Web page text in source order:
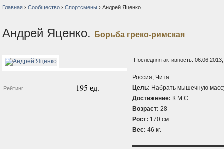
Главная › Сообщество › Спортсмены › Андрей Яценко
Андрей Яценко. Борьба греко-римская
Рейтинг 195 ед.
Последняя активность:
Россия, Чита
Цель: Набрать мышечную
Достижение: К.М.С
Возраст: 28
Рост: 170 см.
Вес: 46 кг.